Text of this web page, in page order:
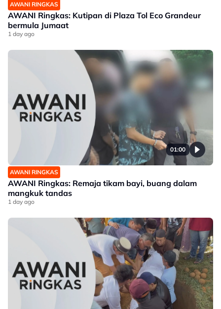
AWANI RINGKAS
AWANI Ringkas: Kutipan di Plaza Tol Eco Grandeur
bermula Jumaat
1 day ago
01:00
AWANI RINGKAS
AWANI Ringkas: Remaja tikam bayi, buang dalam
mangkuk tandas
1 day ago